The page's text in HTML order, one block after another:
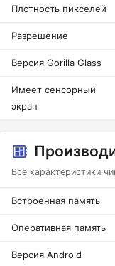
Плотность пикселей
Разрешение
Версия Gorilla Glass
Имеет сенсорный
экран
Все характеристики
Встроенная память
Оперативная память
Версия Android